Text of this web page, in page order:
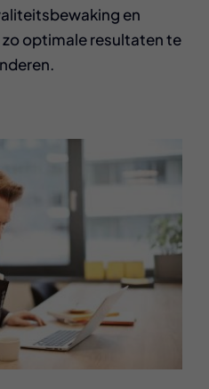
en
optimale resultaten te